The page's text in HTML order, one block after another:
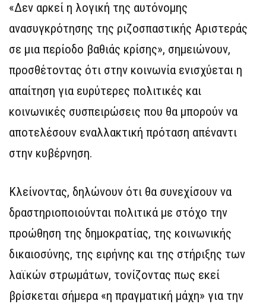
«Δεν αρκεί η λογική της αυτόνομης
ανασυγκρότησης της ριζοσπαστικής Αριστεράς
σε μια περίοδο βαθιάς κρίσης», σημειώνουν,
προσθέτοντας ότι στην κοινωνία ενισχύεται η
απαίτηση για ευρύτερες πολιτικές και
κοινωνικές συσπειρώσεις που θα μπορούν να
αποτελέσουν εναλλακτική πρόταση απέναντι
στην κυβέρνηση.
Κλείνοντας, δηλώνουν ότι θα συνεχίσουν να
δραστηριοποιούνται πολιτικά με στόχο την
προώθηση της δημοκρατίας, της κοινωνικής
δικαιοσύνης, της ειρήνης και της στήριξης των
λαϊκών στρωμάτων, τονίζοντας πως εκεί
βρίσκεται σήμερα «η πραγματική μάχη» για την